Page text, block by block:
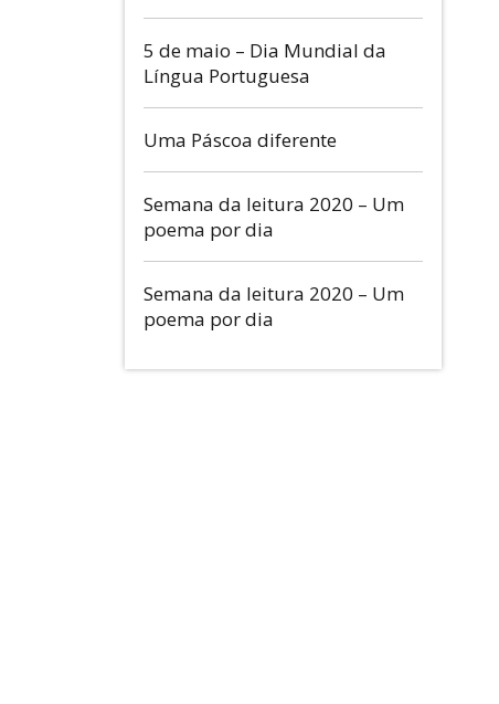
5 de maio – Dia Mundial da
Língua Portuguesa
Uma Páscoa diferente
Semana da leitura 2020 – Um
poema por dia
Semana da leitura 2020 – Um
poema por dia